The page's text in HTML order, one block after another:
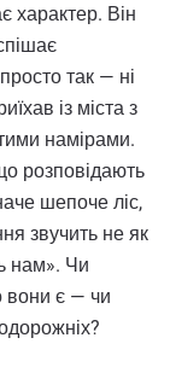
характер. Він
так — ні
із міста з
намірами.
розповідають
шепоче ліс,
звучить не як
нам». Чи
вони є — чи